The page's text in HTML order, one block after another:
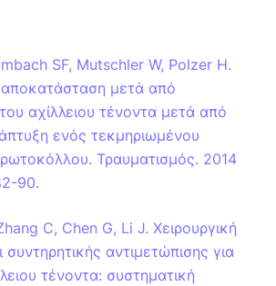
SF, Mutschler W, Polzer H.
μετά από
αχίλλειου τένοντα μετά από
ενός τεκμηριωμένου
Τραυματισμός. 2014
90.
C, Chen G, Li J. Χειρουργική
συντηρητικής αντιμετώπισης για
τένοντα: συστηματική